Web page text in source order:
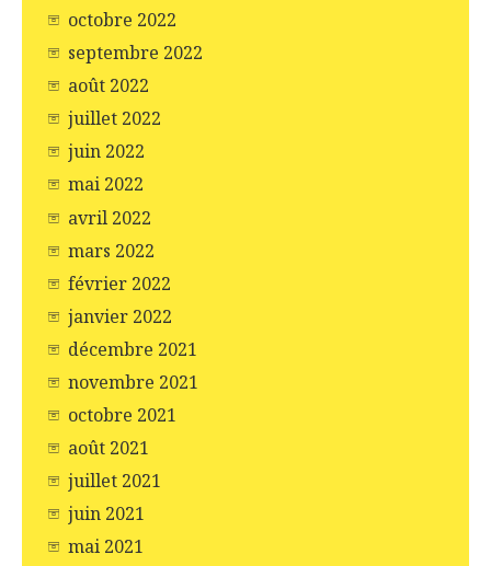
octobre 2022
septembre 2022
août 2022
juillet 2022
juin 2022
mai 2022
avril 2022
mars 2022
février 2022
janvier 2022
décembre 2021
novembre 2021
octobre 2021
août 2021
juillet 2021
juin 2021
mai 2021